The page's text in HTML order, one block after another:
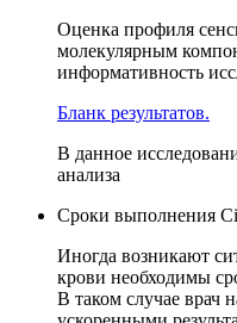
Оценка профиля
молекулярным
информативность
Бланк результатов.
В данное
анализа
Сроки выполнения
Иногда возникают
крови необходимы
В таком случае врач